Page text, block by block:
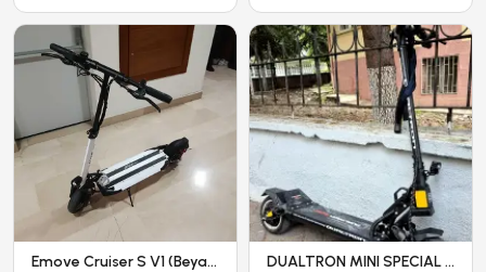
Emove Cruiser S V1 (Beyaz) - Kronik Sorunları Giderilmiştir
DUALTRON MINI SPECIAL LONG BODY - DÜŞÜK KM - GARANTİLİ